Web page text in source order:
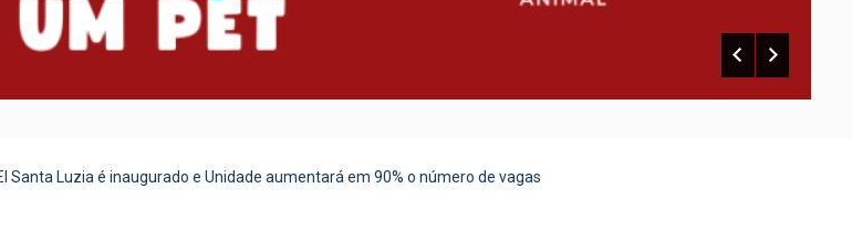
Santa Luzia é inaugurado e Unidade aumentará em 90% o número de vagas